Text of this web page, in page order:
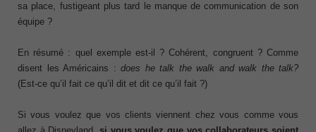
sa place, fustigeant plus tard le manque de communication de son
équipe ?
En résumé : quel exemple est-il ? Cohérent, congruent ? Comme
disent les Américains : does he talk the walk and walk the talk?
(Est-ce qu’il fait ce qu’il dit et dit ce qu’il fait ?)
Si vous voulez que vos clients viennent chez vous comme vous